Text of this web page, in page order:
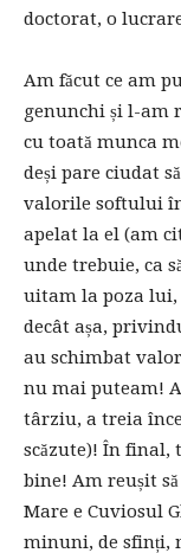
doctorat, o
Am făcut ce am
genunchi și l-am
cu toată munca
deși pare ciudat
valorile softului
apelat la el (am
unde trebuie, ca
uitam la poza lui,
decât așa,
au schimbat
nu mai puteam!
târziu, a treia
scăzute)! În final,
bine! Am reușit
Mare e Cuviosul
minuni, de sfinți,